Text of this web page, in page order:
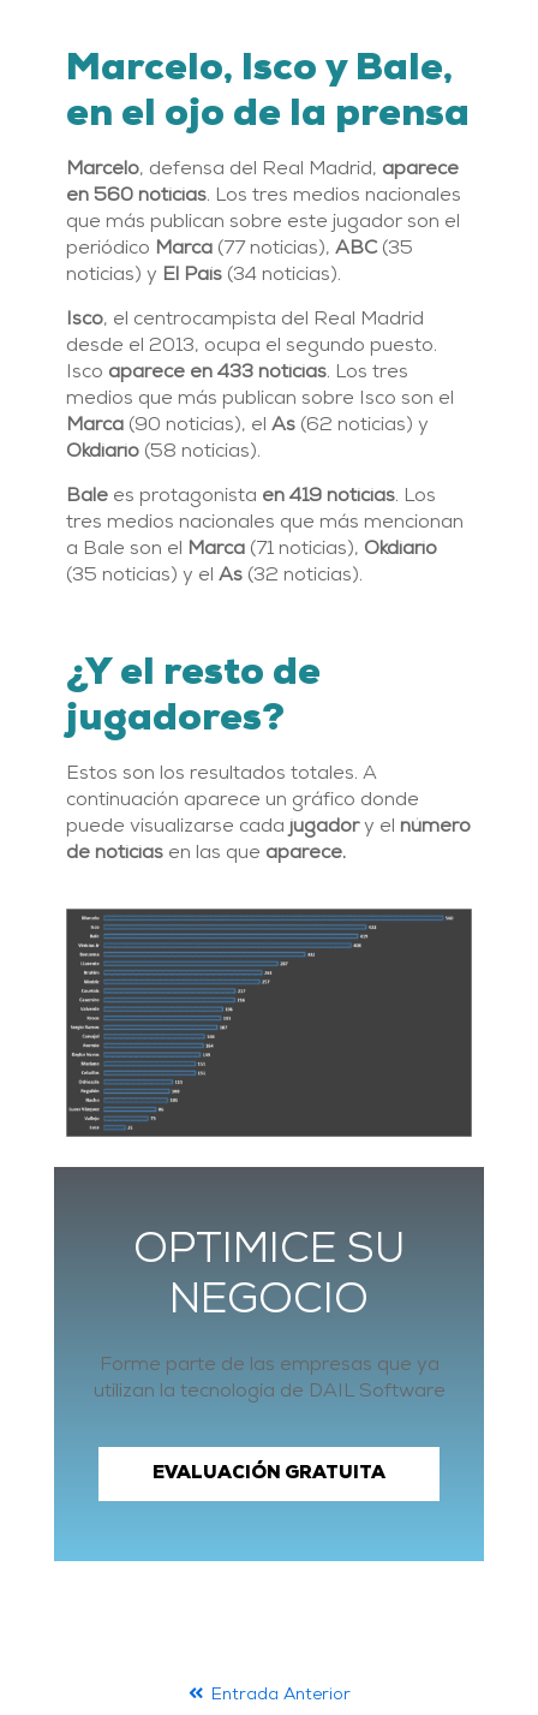
Marcelo, Isco y Bale,
en el ojo de la prensa
Marcelo, defensa del Real Madrid, aparece
en 560 noticias. Los tres medios nacionales
que más publican sobre este jugador son el
periódico Marca (77 noticias), ABC (35
noticias) y El País (34 noticias).
Isco, el centrocampista del Real Madrid
desde el 2013, ocupa el segundo puesto.
Isco aparece en 433 noticias. Los tres
medios que más publican sobre Isco son el
Marca (90 noticias), el As (62 noticias) y
Okdiario (58 noticias).
Bale es protagonista en 419 noticias. Los
tres medios nacionales que más mencionan
a Bale son el
Marca (71 noticias), Okdiario
(35 noticias) y el As (32 noticias).
¿Y el resto de
jugadores?
Estos son los resultados totales. A
continuación aparece un gráfico donde
puede visualizarse cada jugadory el número
de noticias en las que aparece.
OPTIMICE SU
NEGOCIO
Forme parte de las empresas que ya
utilizan la tecnología de DAIL Software
EVALUACIÓN GRATUITA
Entrada Anterior